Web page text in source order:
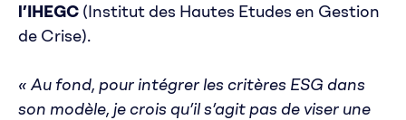
l’IHEGC (Institut des Hautes Etudes en Gestion
de Crise).
« Au fond, pour intégrer les critères ESG dans
son modèle, je crois qu’il s’agit pas de viser une